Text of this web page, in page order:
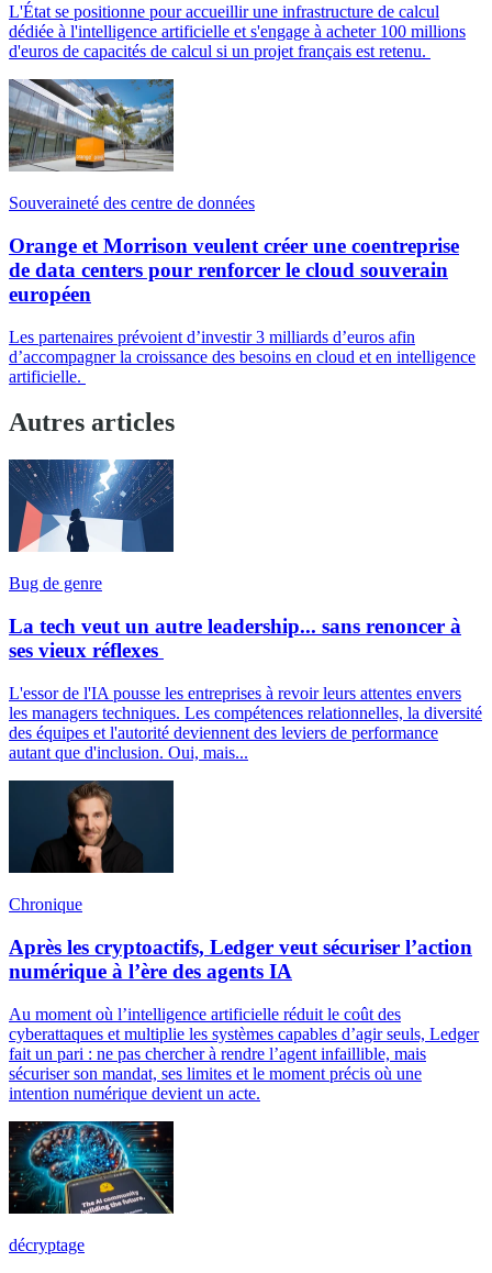
L'État se positionne pour accueillir une infrastructure de calcul
dédiée à l'intelligence artificielle et s'engage à acheter 100 millions
d'euros de capacités de calcul si un projet français est retenu.
Souveraineté des centre de données
Orange et Morrison veulent créer une coentreprise
de data centers pour renforcer le cloud souverain
européen
Les partenaires prévoient d’investir 3 milliards d’euros afin
d’accompagner la croissance des besoins en cloud et en intelligence
artificielle.
Autres articles
Bug de genre
La tech veut un autre leadership... sans renoncer à
ses vieux réflexes
L'essor de l'IA pousse les entreprises à revoir leurs attentes envers
les managers techniques. Les compétences relationnelles, la diversité
des équipes et l'autorité deviennent des leviers de performance
autant que d'inclusion. Oui, mais...
Chronique
Après les cryptoactifs, Ledger veut sécuriser l’action
numérique à l’ère des agents IA
Au moment où l’intelligence artificielle réduit le coût des
cyberattaques et multiplie les systèmes capables d’agir seuls, Ledger
fait un pari : ne pas chercher à rendre l’agent infaillible, mais
sécuriser son mandat, ses limites et le moment précis où une
intention numérique devient un acte.
décryptage